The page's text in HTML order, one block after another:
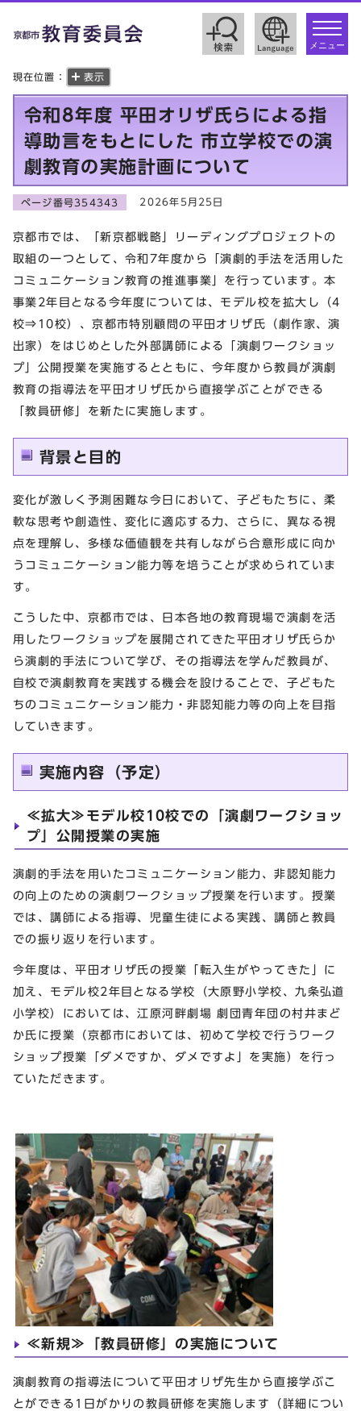
toggle
メニュー
現在位置： 表示
令和8年度 平田オリザ氏らによる指
導助言をもとにした 市立学校での演
劇教育の実施計画について
ページ番号354343 2026年5月25日
京都市では、「新京都戦略」リーディングプロジェクトの
取組の一つとして、令和7年度から「演劇的手法を活用した
コミュニケーション教育の推進事業」を行っています。本
事業2年目となる今年度については、モデル校を拡大し（4
校⇒10校）、京都市特別顧問の平田オリザ氏（劇作家、演
出家）をはじめとした外部講師による「演劇ワークショッ
プ」公開授業を実施するとともに、今年度から教員が演劇
教育の指導法を平田オリザ氏から直接学ぶことができる
「教員研修」を新たに実施します。
背景と目的
変化が激しく予測困難な今日において、子どもたちに、柔
軟な思考や創造性、変化に適応する力、さらに、異なる視
点を理解し、多様な価値観を共有しながら合意形成に向か
うコミュニケーション能力等を培うことが求められていま
す。
こうした中、京都市では、日本各地の教育現場で演劇を活
用したワークショップを展開されてきた平田オリザ氏らか
ら演劇的手法について学び、その指導法を学んだ教員が、
自校で演劇教育を実践する機会を設けることで、子どもた
ちのコミュニケーション能力・非認知能力等の向上を目指
していきます。
実施内容（予定）
≪拡大≫モデル校10校での「演劇ワークショッ
プ」公開授業の実施
演劇的手法を用いたコミュニケーション能力、非認知能力
の向上のための演劇ワークショップ授業を行います。授業
では、講師による指導、児童生徒による実践、講師と教員
での振り返りを行います。
今年度は、平田オリザ氏の授業「転入生がやってきた」に
加え、モデル校2年目となる学校（大原野小学校、九条弘道
小学校）においては、江原河畔劇場 劇団青年団の村井まど
か氏に授業（京都市においては、初めて学校で行うワーク
ショップ授業「ダメですか、ダメですよ」を実施）を行っ
ていただきます。
≪新規≫「教員研修」の実施について
演劇教育の指導法について平田オリザ先生から直接学ぶこ
とができる1日がかりの教員研修を実施します（詳細につい